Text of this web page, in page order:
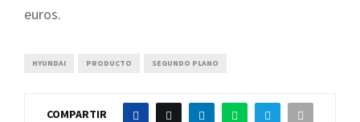
euros.
HYUNDAI PRODUCTO SEGUNDO PLANO
COMPARTIR